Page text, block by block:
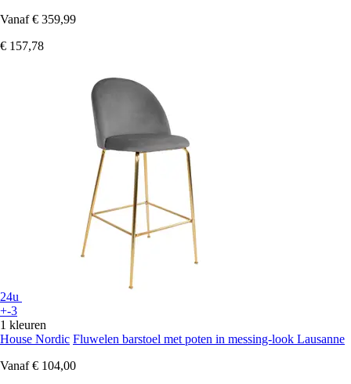
Vanaf € 359,99
€ 157,78
24u
+-3
1 kleuren
House Nordic Fluwelen barstoel met poten in messing-look Lausanne
Vanaf € 104,00